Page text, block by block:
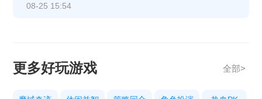
《热血战纪》10月3日合服公告
《热血战纪》10.1-10.8节日限时充值活动
08-25 15:54
更多好玩游戏 全部>